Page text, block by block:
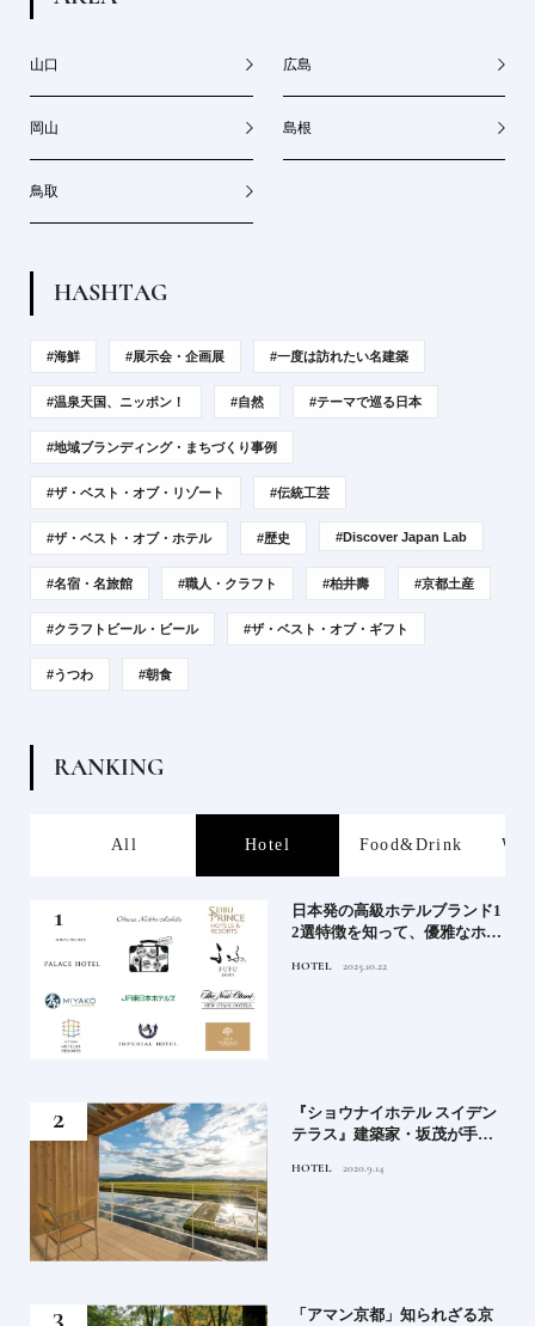
山口 広島
岡山 島根
鳥取
HASHTAG
#海鮮 #展示会・企画展 #一度は訪れたい名建築
#温泉天国、ニッポン！ #自然 #テーマで巡る日本
#地域ブランディング・まちづくり事例
#ザ・ベスト・オブ・リゾート #伝統工芸
#ザ・ベスト・オブ・ホテル #歴史 #Discover Japan Lab
#名宿・名旅館 #職人・クラフト #柏井壽 #京都土産
#クラフトビール・ビール #ザ・ベスト・オブ・ギフト
#うつわ #朝食
RANKING
All Hotel Food&Drink
日本発の高級ホテルブランド1
2選特徴を知って、優雅なホテ
ンド大解剖①
HOTEL 2025.10.22
『ショウナイホテル スイデン
テラス』建築家・坂茂が手掛
シンボル
HOTEL 2020.9.14
「アマン京都」知られざる京